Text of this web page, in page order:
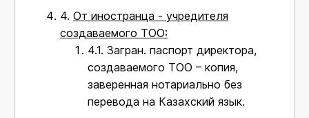
4. От иностранца - учредителя
создаваемого ТОО:
4.1. Загран. паспорт директора,
создаваемого ТОО – копия,
заверенная нотариально без
перевода на Казахский язык.